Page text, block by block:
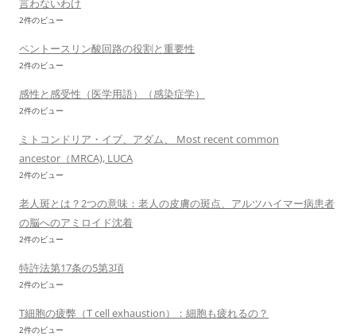
言わないわけ
2件のビュー
ペントースリン酸回路の役割と重要性
2件のビュー
感性と感受性（医学用語）（感染症学）
2件のビュー
ミトコンドリア・イブ、アダム、 Most recent common
ancestor（MRCA), LUCA
2件のビュー
老人斑とは？2つの意味：老人の皮膚の斑点、アルツハイマー病患者
の脳へのアミロイド沈着
2件のビュー
特許法第17条の5第3項
2件のビュー
T細胞の疲弊（T cell exhaustion）：細胞も疲れるの？
2件のビュー